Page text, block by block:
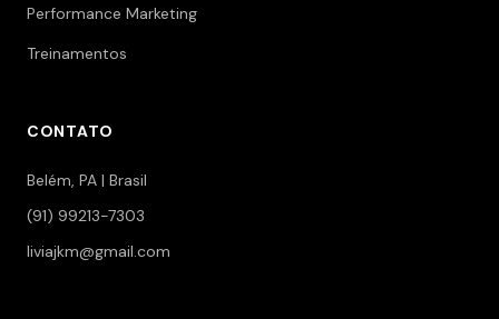
Performance Marketing
Treinamentos
CONTATO
Belém, PA | Brasil
(91) 99213-7303
liviajkm@gmail.com